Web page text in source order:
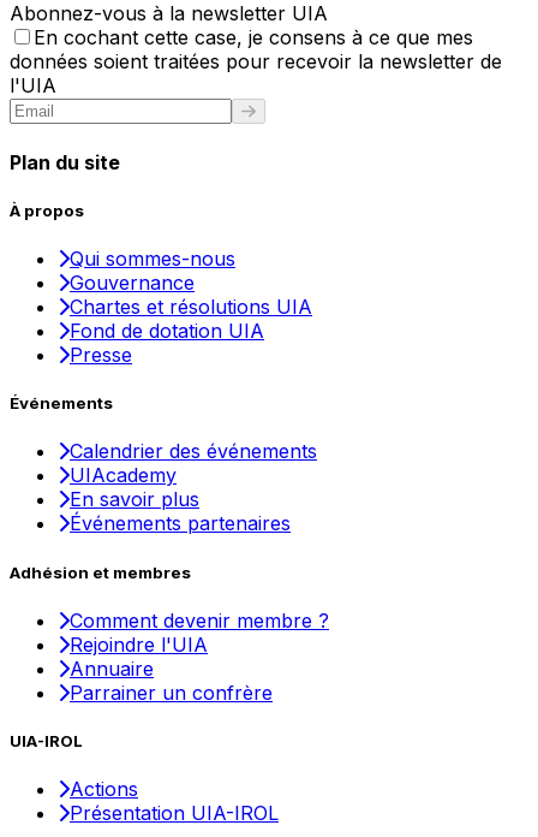
Abonnez-vous à la newsletter UIA
En cochant cette case, je consens à ce que mes
données soient traitées pour recevoir la newsletter de
l'UIA
Plan du site
À propos
Qui sommes-nous
Gouvernance
Chartes et résolutions UIA
Fond de dotation UIA
Presse
Événements
Calendrier des événements
UIAcademy
En savoir plus
Événements partenaires
Adhésion et membres
Comment devenir membre ?
Rejoindre l'UIA
Annuaire
Parrainer un confrère
UIA-IROL
Actions
Présentation UIA-IROL